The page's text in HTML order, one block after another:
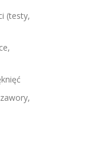
(testy,